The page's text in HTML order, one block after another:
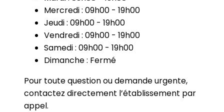
Mercredi : 09h00 - 19h00
Jeudi : 09h00 - 19h00
Vendredi : 09h00 - 19h00
Samedi : 09h00 - 19h00
Dimanche : Fermé
Pour toute question ou demande urgente,
contactez directement l’établissement par
appel.